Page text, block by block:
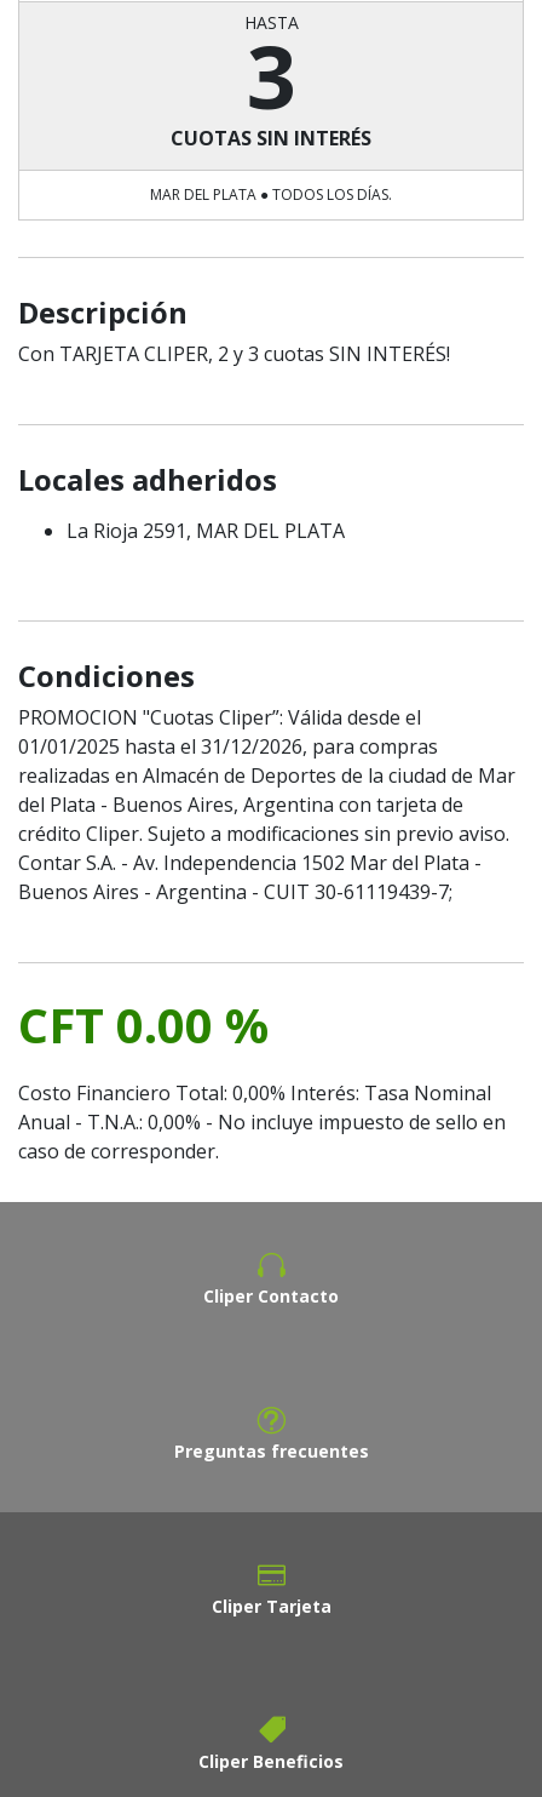
HASTA
3
CUOTAS SIN INTERÉS
MAR DEL PLATA ● TODOS LOS DÍAS.
Descripción
Con TARJETA CLIPER, 2 y 3 cuotas SIN INTERÉS!
Locales adheridos
La Rioja 2591, MAR DEL PLATA
Condiciones
PROMOCION "Cuotas Cliper”: Válida desde el
01/01/2025 hasta el 31/12/2026, para compras
realizadas en Almacén de Deportes de la ciudad de Mar
del Plata - Buenos Aires, Argentina con tarjeta de
crédito Cliper. Sujeto a modificaciones sin previo aviso.
Contar S.A. - Av. Independencia 1502 Mar del Plata -
Buenos Aires - Argentina - CUIT 30-61119439-7;
CFT 0.00 %
Costo Financiero Total: 0,00% Interés: Tasa Nominal
Anual - T.N.A.: 0,00% - No incluye impuesto de sello en
caso de corresponder.
Cliper Contacto
Preguntas frecuentes
Cliper Tarjeta
Cliper Beneficios